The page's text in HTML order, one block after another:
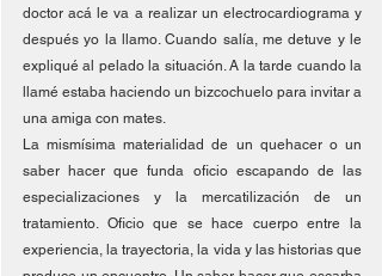
doctor acá le va a realizar un electrocardiograma y
después yo la llamo. Cuando salía, me detuve y le
expliqué al pelado la situación. A la tarde cuando la
llamé estaba haciendo un bizcochuelo para invitar a
una amiga con mates.
La mismísima materialidad de un quehacer o un
saber hacer que funda oficio escapando de las
especializaciones y la mercatilización de un
tratamiento. Oficio que se hace cuerpo entre la
experiencia, la trayectoria, la vida y las historias que